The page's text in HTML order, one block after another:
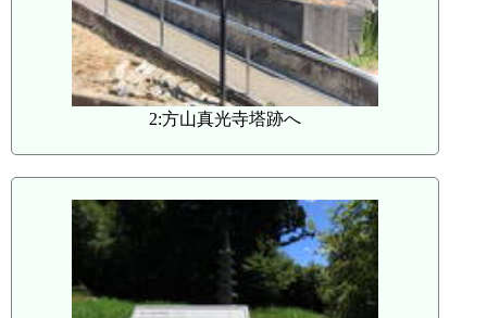
2:方山真光寺塔跡へ